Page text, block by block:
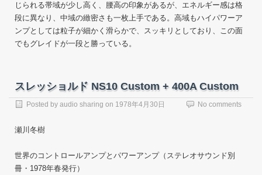
じられる帯域が少し高く、腰高の印象があるが、エネルギー感は格
段に異なり、中域の緻密さも一枚上手である。高域もハイパワーア
ンプとしては粒子が細かく滑らかで、スッキリとしており、この面
でもグレイドが一段と勝っている。
スレッショルド NS10 Custom + 400A Custom
Posted by audio sharing on 1978年4月30日 No comments
瀬川冬樹
世界のコントロールアンプとパワーアンプ（ステレオサウンド別
冊・1978年春発行）